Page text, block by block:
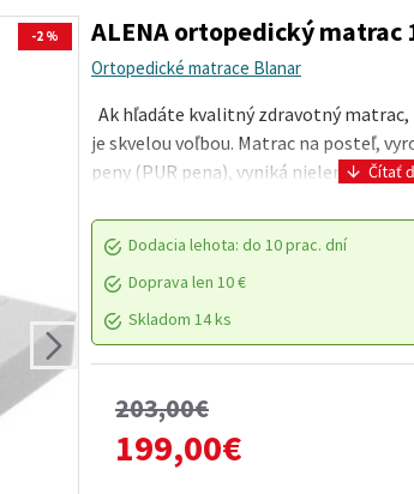
-2 % ALENA ortopedický matrac
Ortopedické matrace Blanar
Ak hľadáte kvalitný zdravotný matrac,
je skvelou voľbou. Matrac na posteľ,
peny (PUR pena), vyniká nielen svojim
Dodacia lehota: do 10 prac. dní
Doprava len 10 €
Skladom 14 ks
203,00€
199,00€